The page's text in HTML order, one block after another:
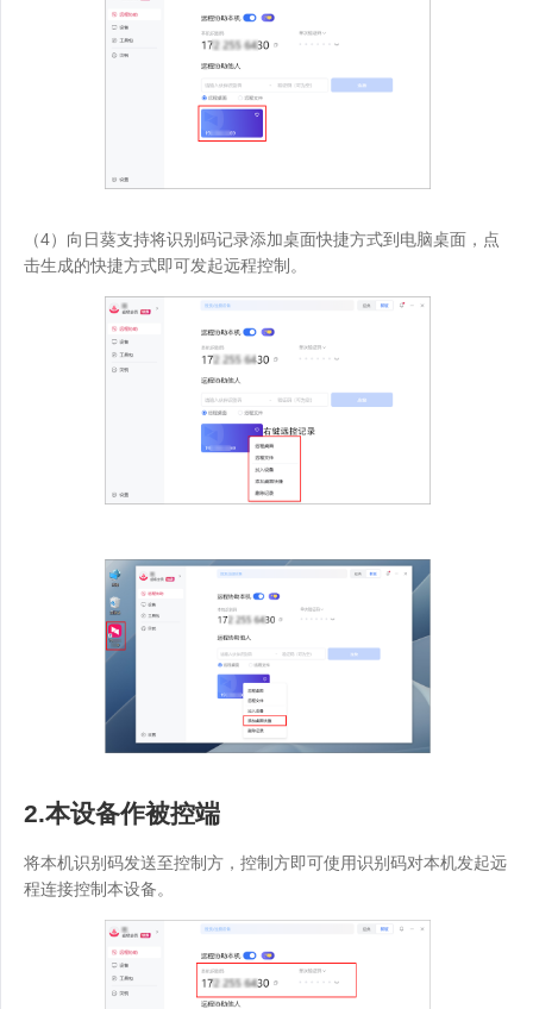
（4）向日葵支持将识别码记录添加桌面快捷方式到电脑桌面，点
击生成的快捷方式即可发起远程控制。
2.本设备作被控端
将本机识别码发送至控制方，控制方即可使用识别码对本机发起远
程连接控制本设备。